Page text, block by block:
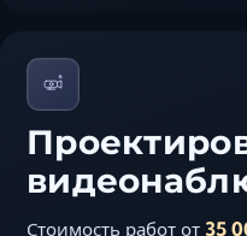
Стоимость работ от 35